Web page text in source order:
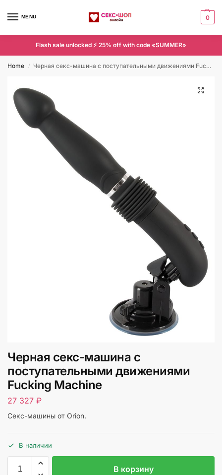
MENU 0
Flash sale unlocked ⚡ 25% off with code «SUMMER»
Home / Черная секс-машина с поступательными движениями Fucking Machine
Черная секс-машина с
поступательными движениями
Fucking Machine
27 327 ₽
Секс-машины от Orion.
В наличии
В корзину